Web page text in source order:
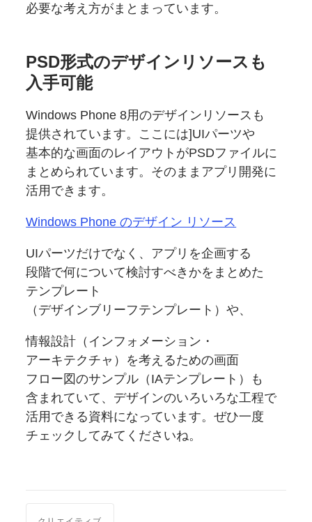
必要な考え方がまとまっています。
PSD形式のデザインリソースも
入手可能
Windows Phone 8用のデザインリソースも
提供されています。 ここには]UIパーツや
基本的な画面のレイアウトがPSDファイルに
まとめられています。 そのまま アプリ開発に
活用できます。
Windows Phone のデザイン リソース
UIパーツだけでなく、 アプリを企画する
段階で何について検討すべきかを まとめた
テンプレート
（デザインブリーフテンプレート）や、
情報設計 （インフォメーション・
アーキテクチャ）を考えるための画面
フロー図のサンプル （IAテンプレート）も
含まれていて、 デザインのいろいろな工程で
活用できる資料になっています。ぜひ一度
チェックしてみてくださいね。